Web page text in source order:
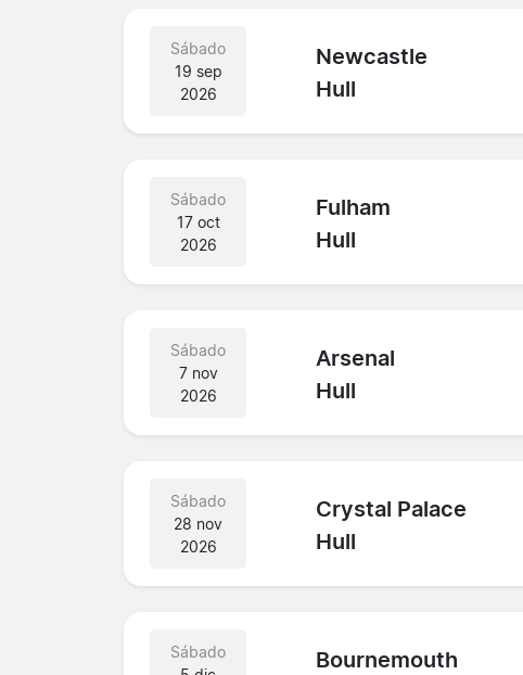
Sábado
19 sep
2026
Newcastle
Hull
Sábado
17 oct
2026
Fulham
Hull
Sábado
7 nov
2026
Arsenal
Hull
Sábado
28 nov
2026
Crystal Palace
Hull
Sábado
Bournemouth